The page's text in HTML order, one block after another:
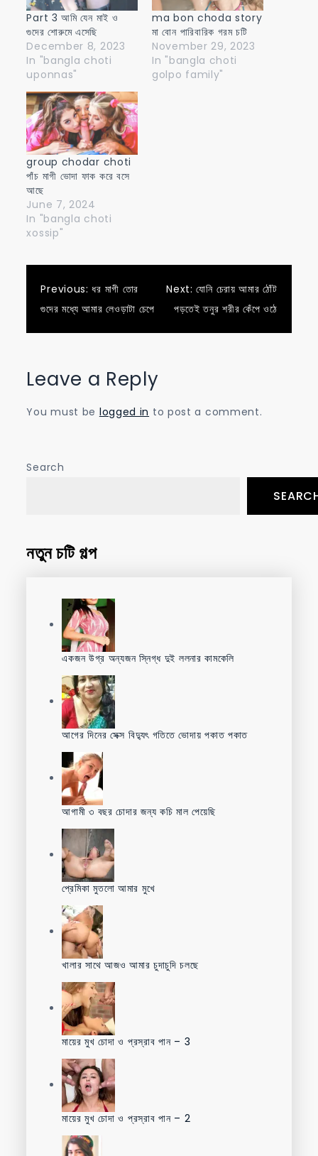
Part 3 আমি যেন মাই ও
গুদের শোরুমে এসেছি
December 8, 2023
In "bangla choti
uponnas"
ma bon choda story
মা বোন পারিবারিক গরম চটি
November 29, 2023
In "bangla choti
golpo family"
group chodar choti
পাঁচ মাগী ভোদা ফাক করে বসে
আছে
June 7, 2024
In "bangla choti
xossip"
Post
navigation
Previous: ধর মাগী তোর
গুদের মধ্যে আমার লেওড়াটা চেপে
Next: যোনি চেরায় আমার ঠোঁট
পড়তেই তনুর শরীর কেঁপে ওঠে
Leave a Reply
You must be logged in to post a comment.
Search
নতুন চটি গল্প
একজন উগ্র অন্যজন স্নিগ্ধ দুই ললনার কামকেলি
আগের দিনের সেক্স বিদ্যুৎ গতিতে ভোদায় পকাত পকাত
আগামী ৩ বছর চোদার জন্য কচি মাল পেয়েছি
প্রেমিকা মুতলো আমার মুখে
খালার সাথে আজও আমার চুদাচুদি চলছে
মায়ের মুখ চোদা ও প্রস্রাব পান – 3
মায়ের মুখ চোদা ও প্রস্রাব পান – 2